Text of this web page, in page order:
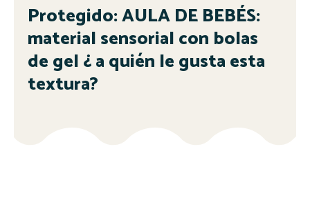
Protegido: AULA DE BEBÉS:
material sensorial con bolas
de gel ¿ a quién le gusta esta
textura?